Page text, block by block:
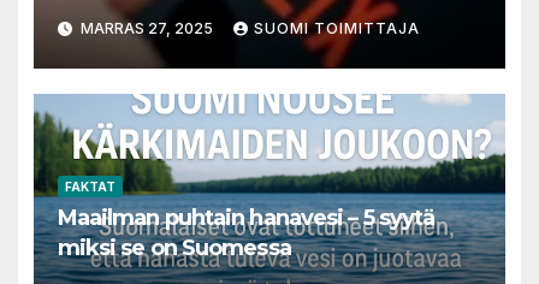
MARRAS 27, 2025 SUOMI TOIMITTAJA
FAKTAT
Maailman puhtain hanavesi – 5 syytä
miksi se on Suomessa